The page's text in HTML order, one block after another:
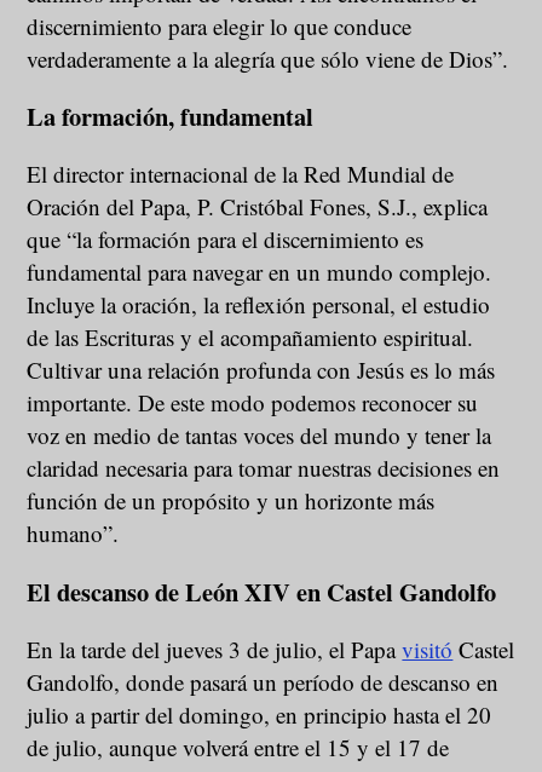
discernimiento para elegir lo que conduce
verdaderamente a la alegría que sólo viene de Dios”.
La formación, fundamental
El director internacional de la Red Mundial de
Oración del Papa, P. Cristóbal Fones, S.J., explica
que “la formación para el discernimiento es
fundamental para navegar en un mundo complejo.
Incluye la oración, la reflexión personal, el estudio
de las Escrituras y el acompañamiento espiritual.
Cultivar una relación profunda con Jesús es lo más
importante. De este modo podemos reconocer su
voz en medio de tantas voces del mundo y tener la
claridad necesaria para tomar nuestras decisiones en
función de un propósito y un horizonte más
humano”.
El descanso de León XIV en Castel Gandolfo
En la tarde del jueves 3 de julio, el Papavisitó Castel
Gandolfo, donde pasará un período de descanso en
julio a partir del domingo, en principio hasta el 20
de julio, aunque volverá entre el 15 y el 17 de